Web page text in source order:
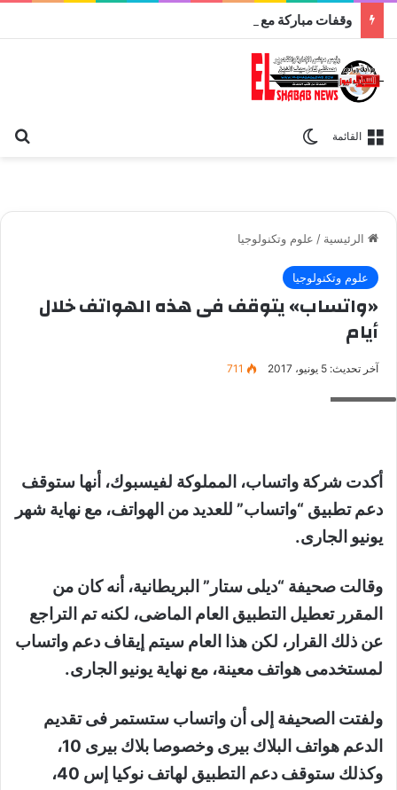
القائمة
الرئيسية / علوم وتكنولوجيا
علوم وتكنولوجيا
«واتساب» يتوقف فى هذه الهواتف خلال
أيام
آخر تحديث: 5 يونيو، 2017 711
أكدت شركة واتساب، المملوكة لفيسبوك، أنها ستوقف
دعم تطبيق “واتساب” للعديد من الهواتف، مع نهاية شهر
يونيو الجارى.
وقالت صحيفة “ديلى ستار” البريطانية، أنه كان من
المقرر تعطيل التطبيق العام الماضى، لكنه تم التراجع
عن ذلك القرار، لكن هذا العام سيتم إيقاف دعم واتساب
لمستخدمى هواتف معينة، مع نهاية يونيو الجارى.
ولفتت الصحيفة إلى أن واتساب ستستمر فى تقديم
الدعم هواتف البلاك بيرى وخصوصا بلاك بيرى 10،
وكذلك ستوقف دعم التطبيق لهاتف نوكيا إس 40،